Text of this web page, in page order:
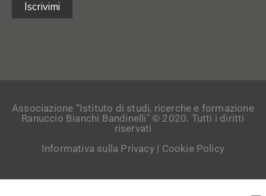
Associazione “Istituto di studi, ricerche e formazione
Ranuccio Bianchi Bandinelli" © 2020. Tutti i diritti
riservati
Informativa sulla Privacy| Cookie Policy